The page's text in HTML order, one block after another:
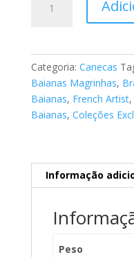
quantidade
Categoria: Canecas
Baianas Magrinhas,
Baianas, French Artist,
Baianas, Coleções
Informação
Peso